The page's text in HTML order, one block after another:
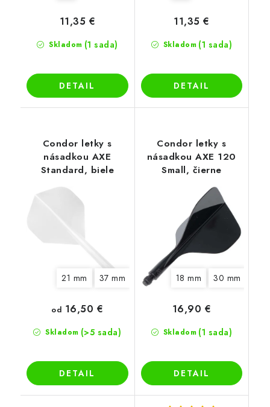
Skladom (1 sada)
11,35 €
DETAIL
Skladom (1 sada)
11,35 €
DETAIL
Condor letky s
násadkou AXE
Standard, biele
21 mm 37 mm
Skladom (>5 sada)
od 16,50 €
DETAIL
Condor letky s
násadkou AXE 120
Small, čierne
18 mm 30 mm
Skladom (1 sada)
16,90 €
DETAIL